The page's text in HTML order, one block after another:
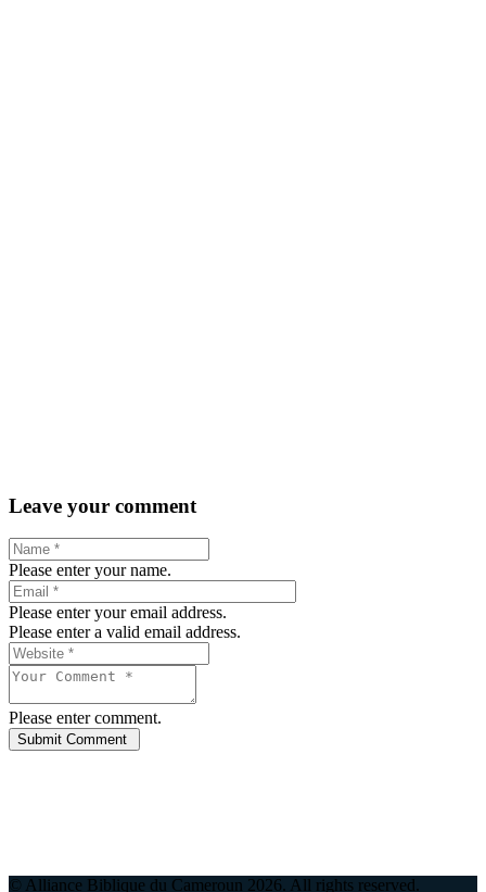
Leave your comment
Please enter your name.
Please enter your email address.
Please enter a valid email address.
Please enter comment.
© Alliance Biblique du Cameroun 2026. All rights reserved.